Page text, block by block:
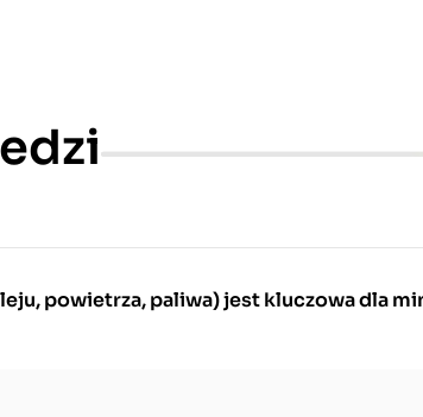
powietrza, paliwa) jest kluczowa dla